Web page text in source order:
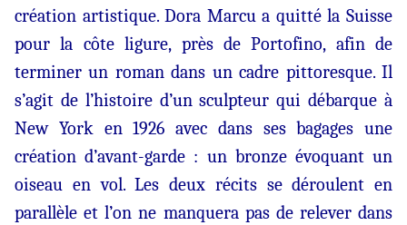
création artistique. Dora Marcu a quitté la Suisse
pour la côte ligure, près de Portofino, afin de
terminer un roman dans un cadre pittoresque. Il
s’agit de l’histoire d’un sculpteur qui débarque à
New York en 1926 avec dans ses bagages une
création d’avant-garde : un bronze évoquant un
oiseau en vol. Les deux récits se déroulent en
parallèle et l’on ne manquera pas de relever dans